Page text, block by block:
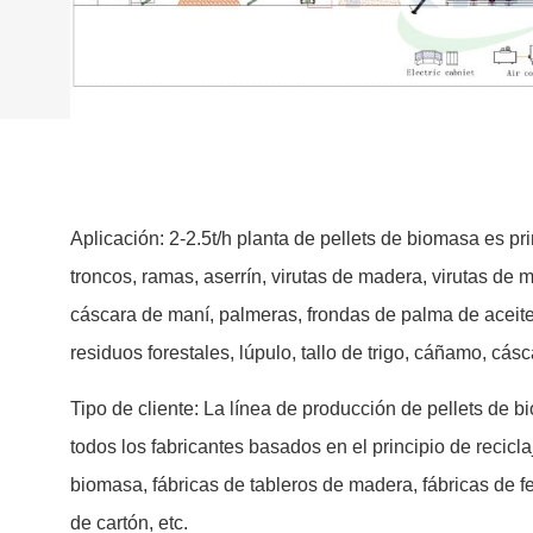
Aplicación: 2-2.5t/h planta de pellets de biomasa es
troncos, ramas, aserrín, virutas de madera, virutas de
cáscara de maní, palmeras, frondas de palma de
residuos forestales, lúpulo, tallo de trigo, cáñamo,
Tipo de cliente: La línea de producción de pellets de
todos los fabricantes basados en el principio de
biomasa, fábricas de tableros de madera, fábricas de
de cartón, etc.